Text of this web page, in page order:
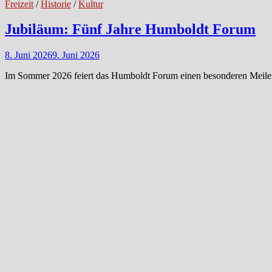
Freizeit /Historie /Kultur
Jubiläum: Fünf Jahre Humboldt Forum
8. Juni 20269. Juni 2026
Im Sommer 2026 feiert das Humboldt Forum einen besonderen